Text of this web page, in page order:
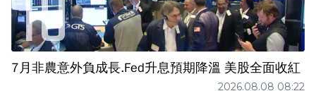
7月非農意外負成長.Fed升息預期降溫 美股全面收紅
2026.08.08 08:22